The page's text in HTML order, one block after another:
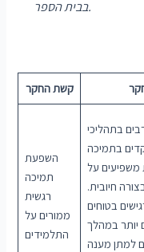
בבית הספר.
קשת החקר
השפעת
תמיכה
רגשית
ממורים על
התלמידים
בתהליכי
בתמיכה
משפיעים על
חיובית.
בטוחים
יותר במהלך
למתן מענה